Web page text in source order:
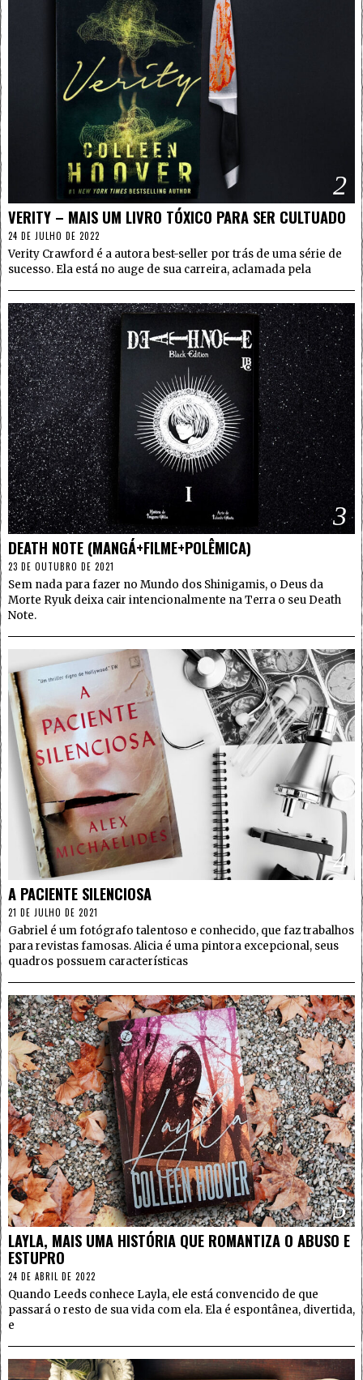
2
VERITY – MAIS UM LIVRO TÓXICO PARA SER CULTUADO
24 DE JULHO DE 2022
Verity Crawford é a autora best-seller por trás de uma série de
sucesso. Ela está no auge de sua carreira, aclamada pela
3
DEATH NOTE (MANGÁ+FILME+POLÊMICA)
23 DE OUTUBRO DE 2021
Sem nada para fazer no Mundo dos Shinigamis, o Deus da
Morte Ryuk deixa cair intencionalmente na Terra o seu Death
Note.
4
A PACIENTE SILENCIOSA
21 DE JULHO DE 2021
Gabriel é um fotógrafo talentoso e conhecido, que faz trabalhos
para revistas famosas. Alicia é uma pintora excepcional, seus
quadros possuem características
5
LAYLA, MAIS UMA HISTÓRIA QUE ROMANTIZA O ABUSO E
ESTUPRO
24 DE ABRIL DE 2022
Quando Leeds conhece Layla, ele está convencido de que
passará o resto de sua vida com ela. Ela é espontânea, divertida,
e